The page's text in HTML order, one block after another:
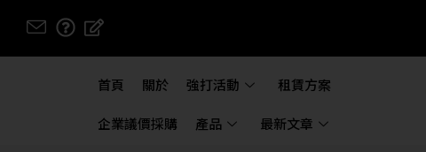
首頁 關於 強打活動 租賃方案
企業議價採購 產品 最新文章